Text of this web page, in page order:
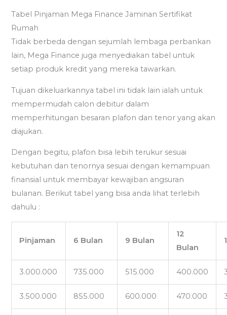
Tabel Pinjaman Mega Finance Jaminan Sertifikat
Rumah
Tidak berbeda dengan sejumlah lembaga perbankan
lain, Mega Finance juga menyediakan tabel untuk
setiap produk kredit yang mereka tawarkan.
Tujuan dikeluarkannya tabel ini tidak lain ialah untuk
mempermudah calon debitur dalam
memperhitungan besaran plafon dan tenor yang akan
diajukan.
Dengan begitu, plafon bisa lebih terukur sesuai
kebutuhan dan tenornya sesuai dengan kemampuan
finansial untuk membayar kewajiban angsuran
bulanan. Berikut tabel yang bisa anda lihat terlebih
dahulu :
Pinjaman 6 Bulan 9 Bulan
12
Bulan
3.000.000 735.000 515.000 400.000
3.500.000 855.000 600.000 470.000